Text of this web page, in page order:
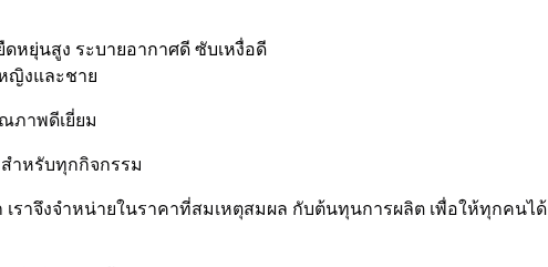
หยุ่นสูง ระบายอากาศดี ซับเหงื่อดี
ญิงและชาย
ภาพดีเยี่ยม
สำหรับทุกกิจกรรม
ราจึงจำหน่ายในราคาที่สมเหตุสมผล กับต้นทุนการผลิต เพื่อให้ทุกคนได้